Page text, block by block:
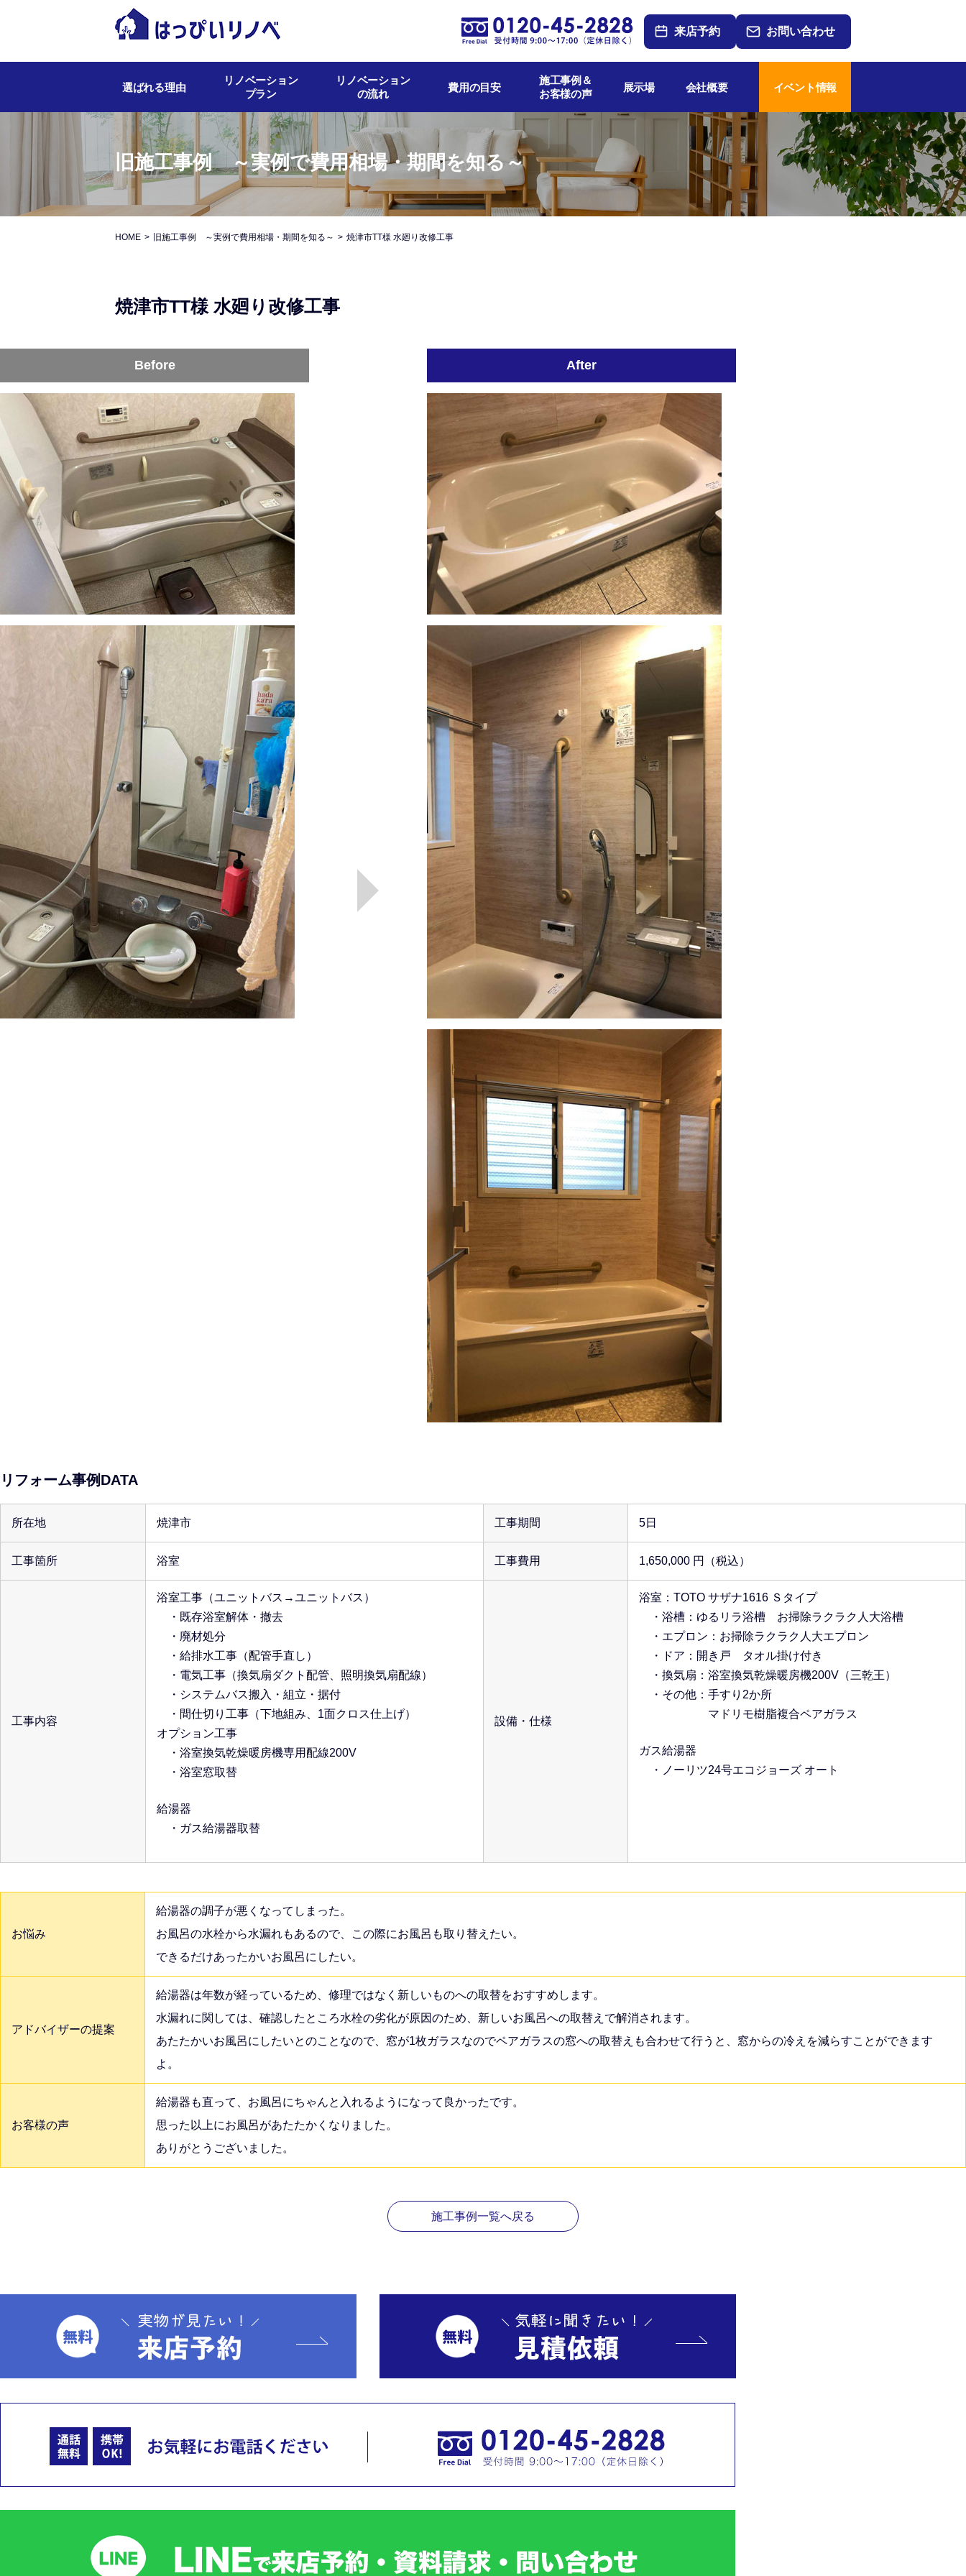
来店予約 お問い合わせ
選ばれる理由
リノベーション
プラン
リノベーション
の流れ
費用の目安
施工事例＆
お客様の声
展示場 会社概要 イベント情報
旧施工事例 ～実例で費用相場・期間を知る～
HOME 旧施工事例 ～実例で費用相場・期間を知る～ 焼津市TT様 水廻り改修工事
焼津市TT様 水廻り改修工事
Before After
リフォーム事例DATA
所在地 焼津市 工事期間 5日
工事箇所 浴室 工事費用 1,650,000 円（税込）
工事内容
浴室工事（ユニットバス→ユニットバス）
・既存浴室解体・撤去
・廃材処分
・給排水工事（配管手直し）
・電気工事（換気扇ダクト配管、照明換気扇配線）
・システムバス搬入・組立・据付
・間仕切り工事（下地組み、1面クロス仕上げ）
オプション工事
・浴室換気乾燥暖房機専用配線200V
・浴室窓取替
給湯器
・ガス給湯器取替
設備・仕様
浴室：TOTO サザナ1616 Ｓタイプ
・浴槽：ゆるリラ浴槽 お掃除ラクラク人大浴槽
・エプロン：お掃除ラクラク人大エプロン
・ドア：開き戸 タオル掛け付き
・換気扇：浴室換気乾燥暖房機200V（三乾王）
・その他：手すり2か所
マドリモ樹脂複合ペアガラス
ガス給湯器
・ノーリツ24号エコジョーズ オート
お悩み
給湯器の調子が悪くなってしまった。
お風呂の水栓から水漏れもあるので、この際にお風呂も取り替えたい。
できるだけあったかいお風呂にしたい。
アドバイザーの提案
給湯器は年数が経っているため、修理ではなく新しいものへの取替をおすすめします。
水漏れに関しては、確認したところ水栓の劣化が原因のため、新しいお風呂への取替えで解消されます。
あたたかいお風呂にしたいとのことなので、窓が1枚ガラスなのでペアガラスの窓への取替えも合わせて行うと、窓からの冷えを減らすことができます
よ。
お客様の声
給湯器も直って、お風呂にちゃんと入れるようになって良かったです。
思った以上にお風呂があたたかくなりました。
ありがとうございました。
施工事例一覧へ戻る